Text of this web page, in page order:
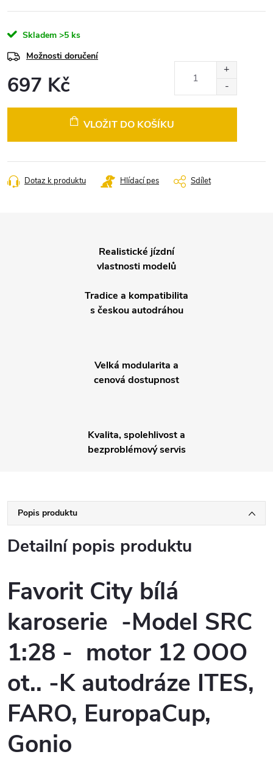
Skladem >5 ks
Možnosti doručení
697 Kč
VLOŽIT DO KOŠÍKU
Dotaz k produktu Hlídací pes Sdílet
Realistické jízdní
vlastnosti modelů
Tradice a kompatibilita
s českou autodráhou
Velká modularita a
cenová dostupnost
Kvalita, spolehlivost a
bezproblémový servis
Popis produktu
Detailní popis produktu
Favorit City bílá
karoserie -Model SRC
1:28 - motor 12 OOO
ot.. -K autodráze ITES,
FARO, EuropaCup,
Gonio